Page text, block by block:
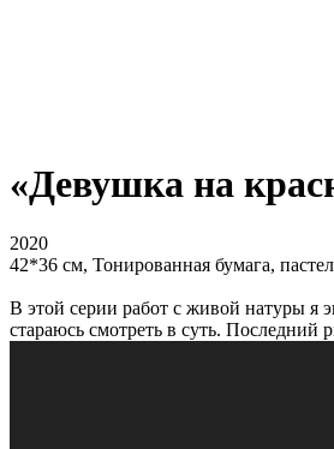
«Девушка на
2020
42*36 см, Тонированная бумага,
В этой серии работ с живой натуры я
стараюсь смотреть в суть.